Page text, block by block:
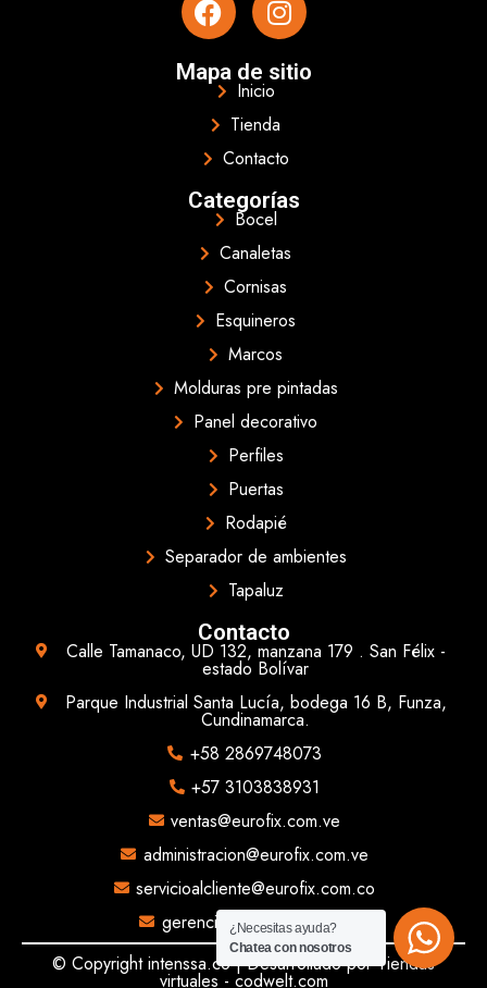
Mapa de sitio
Inicio
Tienda
Contacto
Categorías
Bocel
Canaletas
Cornisas
Esquineros
Marcos
Molduras pre pintadas
Panel decorativo
Perfiles
Puertas
Rodapié
Separador de ambientes
Tapaluz
Contacto
Calle Tamanaco, UD 132, manzana 179 . San Félix -
estado Bolívar
Parque Industrial Santa Lucía, bodega 16 B, Funza,
Cundinamarca.
+58 2869748073
+57 3103838931
ventas@eurofix.com.ve
administracion@eurofix.com.ve
servicioalcliente@eurofix.com.co
gerencia@eurofix.com.co
© Copyright intenssa.co | Desarrollado porTiendas
virtuales - codwelt.com
¿Necesitas ayuda?
Chatea con nosotros